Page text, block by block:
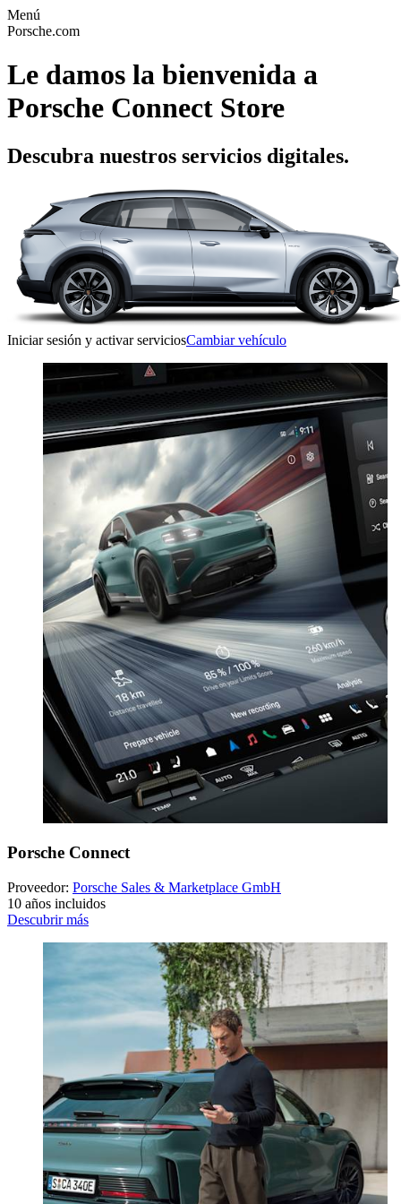
Menú
Porsche.com
Le damos la bienvenida a
Porsche Connect Store
Descubra nuestros servicios digitales.
Iniciar sesión y activar serviciosCambiar vehículo
Porsche Connect
Proveedor: Porsche Sales & Marketplace GmbH
10 años incluidos
Descubrir más